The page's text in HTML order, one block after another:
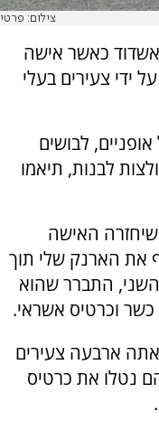
צילום: פרטי
כאשר אישה
ידי צעירים בעלי
לבושים
לבנות, תיאמו
האישה
מהם חטף את הארנק שלי תוך
השני, התברר שהוא
וכרטיס אשראי.
ארבעה צעירים
נטלו את כרטיס